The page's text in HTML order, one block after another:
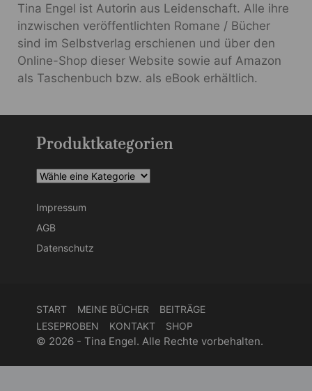
Tina Engel ist Autorin aus Leidenschaft. Alle ihre
inzwischen veröffentlichten Romane / Bücher
sind im Selbstverlag erschienen und über den
Online-Shop dieser Website sowie auf Amazon
als Taschenbuch bzw. als eBook erhältlich.
Produktkategorien
Impressum
AGB
Datenschutz
START MEINE BÜCHER
BEITRÄGE
LESEPROBEN
KONTAKT SHOP
© 2026 - Tina Engel. Alle Rechte vorbehalten.